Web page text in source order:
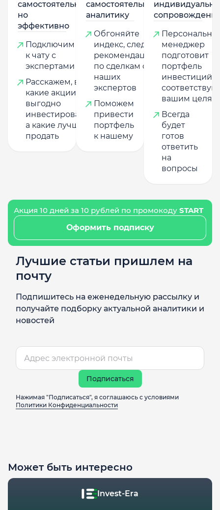
самостоятельно,
но
эффективно
Подключим
к чату с
экспертами
Расскажем, в
какие акции
выгодно
инвестировать,
а какие лучше
продать
самостоятельную
аналитику
Обгоняйте
индекс, следуя
рекомендациям
по сделкам от
наших
экспертов
Поможем
привести
портфель
к нашему
менеджер
подготовит
портфель
инвестиций,
вашим целям
Всегда
будет
готов
ответить
на
вопросы
Акция 10 дней за 10 рублей по промокоду START
Оформить подписку
Лучшие статьи пришлем на
почту
Подпишитесь на еженедельную рассылку и
получайте подборку актуальной аналитики и
новостей
Подписаться
Нажимая "Подписаться", я соглашаюсь с условиями
Политики Конфиденциальности
Может быть интересно
Invest-Era